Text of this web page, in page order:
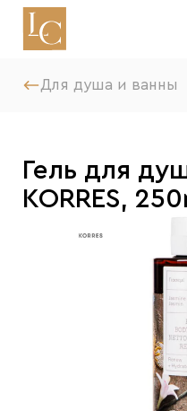
Для душа и ванны
Гель для
KORRES,